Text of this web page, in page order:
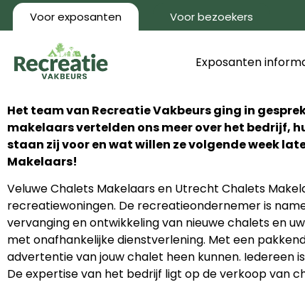
Voor exposanten Voor bezoekers
Exposanten
Het team van Recreatie Vakbeurs ging in
makelaars vertelden ons meer over het bedrijf,
staan zij voor en wat willen ze volgende week
Makelaars!
Veluwe Chalets Makelaars en Utrecht Chalets
recreatiewoningen. De recreatieondernemer is
vervanging en ontwikkeling van nieuwe chalets en
met onafhankelijke dienstverlening. Met een
advertentie van jouw chalet heen kunnen. Iedereen
De expertise van het bedrijf ligt op de verkoop van